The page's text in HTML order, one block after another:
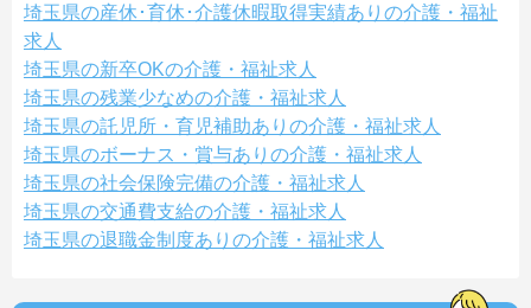
埼玉県の産休･育休･介護休暇取得実績ありの介護・福祉
求人
埼玉県の新卒OKの介護・福祉求人
埼玉県の残業少なめの介護・福祉求人
埼玉県の託児所・育児補助ありの介護・福祉求人
埼玉県のボーナス・賞与ありの介護・福祉求人
埼玉県の社会保険完備の介護・福祉求人
埼玉県の交通費支給の介護・福祉求人
埼玉県の退職金制度ありの介護・福祉求人